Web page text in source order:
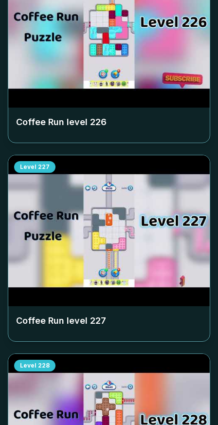
Coffee Run level 226
Level 227
Coffee Run level 227
Level 228